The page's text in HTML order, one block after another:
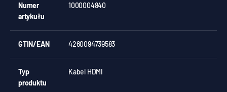
Numer
artykułu
1000004840
GTIN/EAN 4260094739583
Typ
produktu
Kabel HDMI